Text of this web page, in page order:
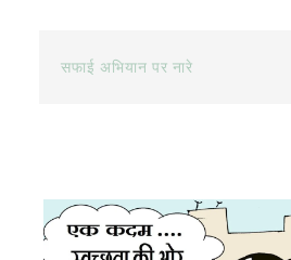
सफाई अभियान पर नारे